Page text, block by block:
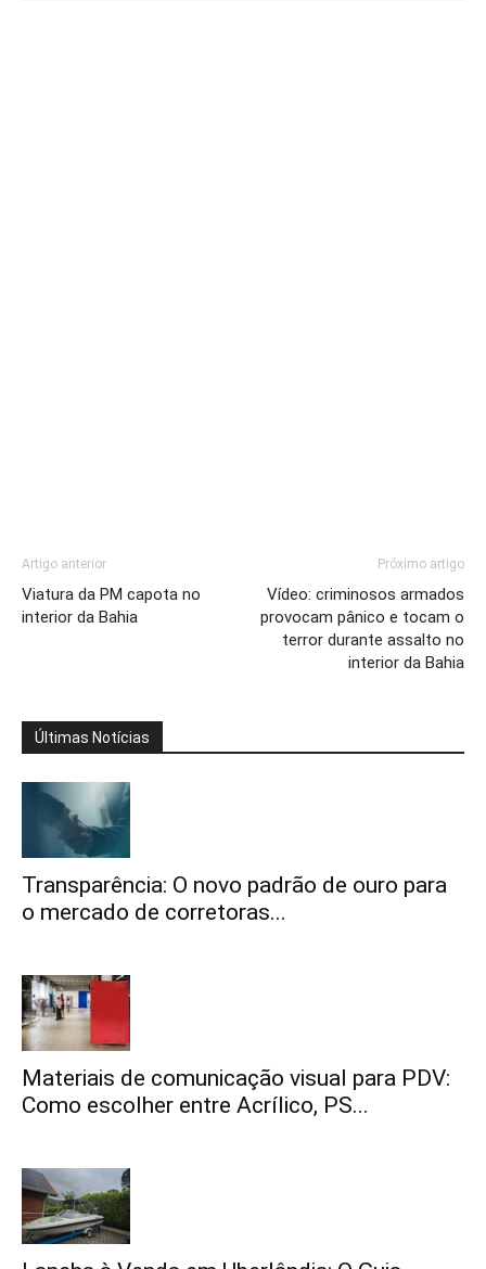
Artigo anterior
Viatura da PM capota no
interior da Bahia
Próximo artigo
Vídeo: criminosos armados
provocam pânico e tocam o
terror durante assalto no
interior da Bahia
Últimas Notícias
Transparência: O novo padrão de ouro para
o mercado de corretoras...
Materiais de comunicação visual para PDV:
Como escolher entre Acrílico, PS...